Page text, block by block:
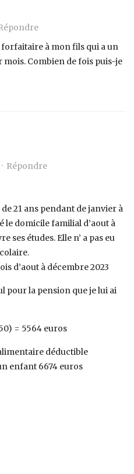
à mon fils qui a un
Combien de fois puis-je
Répondre
21 ans pendant de janvier à
le domicile familial d’aout à
ses études. Elle n’ a pas eu
d’aout à décembre 2023
pour la pension que je lui ai
= 5564 euros
déductible
enfant 6674 euros